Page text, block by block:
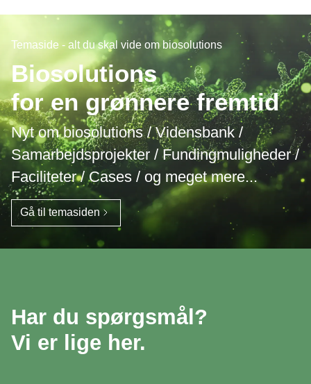
Temaside - alt du skal vide om biosolutions
Biosolutions
for en grønnere fremtid
Nyt om biosolutions / Vidensbank /
Samarbejdsprojekter / Fundingmuligheder /
Faciliteter / Cases / og meget mere...
Gå til temasiden
Har du spørgsmål?
Vi er lige her.